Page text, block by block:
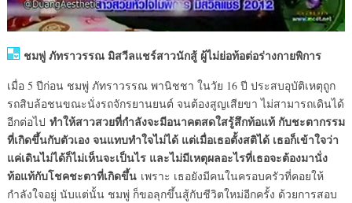
ชมพู่ ภัทราวรรณ มิสวีลแชร์สาวนักสู้ ผู้ไม่ย่อท้อต่อร่างกายพิการ
เมื่อ 5 ปีก่อน ชมพู่ ภัทราวรรณ พานิชชา ในวัย 16 ปี ประสบอุบัติเหตุถูก
รถสิบล้อชนขณะนั่งรถจักรยานยนต์ จนต้องสูญเสียขา ไม่สามารถเดินได้
อีกต่อไป ทำให้สาวสวยที่กำลังจะมีอนาคตสดใสรู้สึกท้อแท้ กับชะตากรรม
ที่เกิดขึ้นกับตัวเอง จนแทบทำใจไม่ได้ แต่เมื่อเธอตั้งสติได้ เธอก็เข้าใจว่า
แค่เดินไม่ได้ก็ไม่เห็นจะเป็นไร และไม่มีเหตุผลอะไรที่เธอจะต้องมานั่ง
ท้อแท้กับโชคชะตาที่เกิดขึ้นเพราะ เธอยังมีคนในครอบครัวที่คอยให้
กำลังใจอยู่ นับแต่นั้น ชมพู่ ก็ขอลุกขึ้นสู้กับชีวิตใหม่อีกครั้ง ด้วยการสอบ